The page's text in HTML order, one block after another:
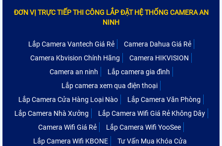
ĐƠN VỊ TRỰC TIẾP THI CÔNG LẮP ĐẶT HỆ THỐNG CAMERA AN
NINH
Lắp Camera Vantech Giá Rẻ
Camera Dahua Giá Rẻ
Camera Kbvision Chính Hãng
Camera HIKVISION
Camera an ninh
Lắp camera gia đình
Lắp camera xem qua điện thoại
Lắp Camera Cửa Hàng Loại Nào
Lắp Camera Văn Phòng
Lắp Camera Nhà Xưởng
Lắp Camera Wifi Giá Rẻ Không Dây
Camera Wifi Giá Rẻ
Lắp Camera Wifi YooSee
Lắp Camera Wifi KBONE
Tư Vấn Mua Khóa Cửa